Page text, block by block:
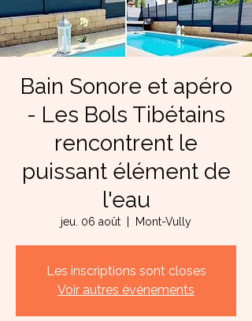
Bain Sonore et apéro
- Les Bols Tibétains
rencontrent le
puissant élément de
l'eau
jeu. 06 août Mont-Vully
Les inscriptions sont closes
Voir autres événements